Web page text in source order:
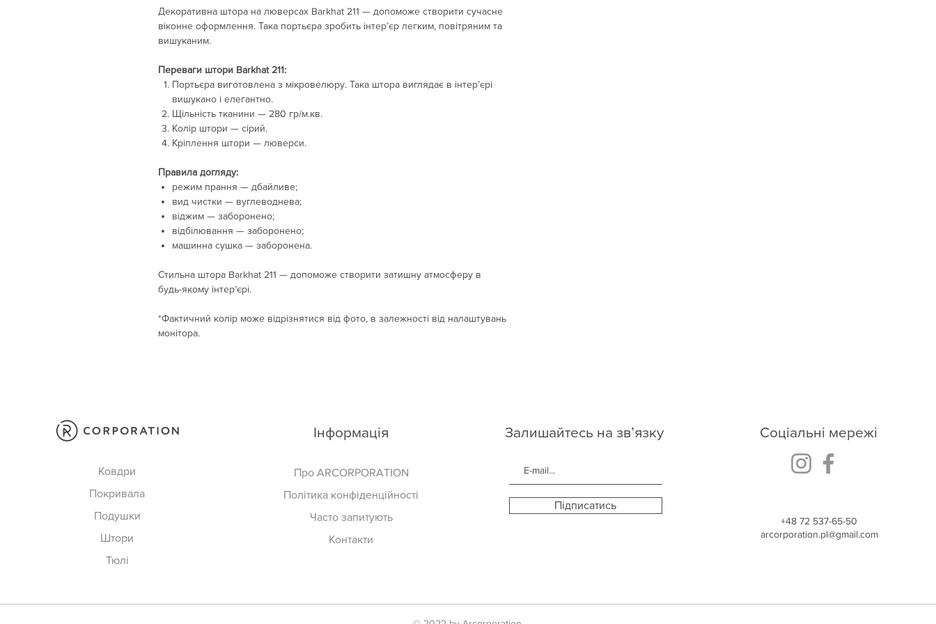
Декоративна штора на люверсах Barkhat 211 — допоможе створити сучасне
віконне оформлення. Така портьєра зробить інтер’єр легким, повітряним та
вишуканим.
Переваги штори Barkhat 211:
Портьєра виготовлена з мікровелюру. Така штора виглядає в інтер’єрі
вишукано і елегантно.
Щільність тканини — 280 гр/м.кв.
Колір штори — сірий.
Кріплення штори — люверси.
Правила догляду:
режим прання — дбайливе;
вид чистки — вуглеводнева;
віджим — заборонено;
відбілювання — заборонено;
машинна сушка — заборонена.
Стильна штора Barkhat 211 — допоможе створити затишну атмосферу в
будь-якому інтер’єрі.
*Фактичний колір може відрізнятися від фото, в залежності від налаштувань
монітора.
Ковдри
Покривала
Подушки
Штори
Тюлі
Інформація
Про ARCORPORATION
Політика конфіденційності
Часто запитують
Контакти
Залишайтесь на зв’язку
Підписатись
Соціальні мережі
+48 72 537-65-50
arcorporation.pl@gmail.com